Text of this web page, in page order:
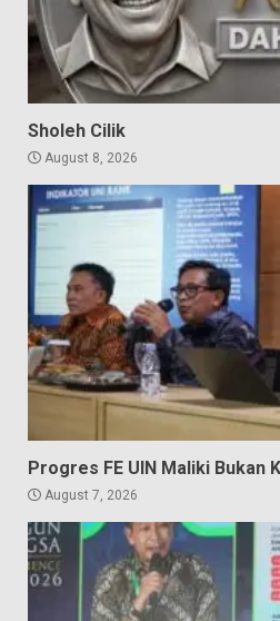
Sholeh Cilik
August 8, 2026
Progres FE UIN Maliki Bukan
August 7, 2026